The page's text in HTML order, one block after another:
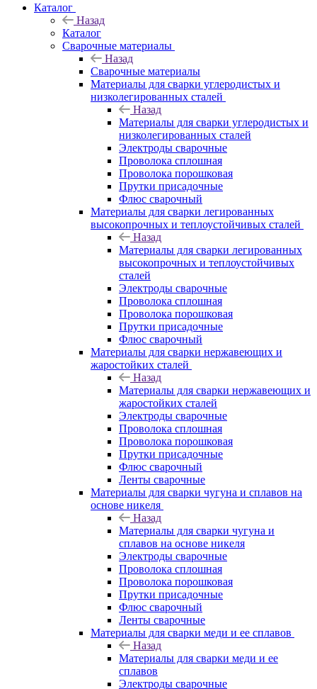
Каталог
Назад
Каталог
Сварочные материалы
Назад
Сварочные материалы
Материалы для сварки углеродистых и
низколегированных сталей
Назад
Материалы для сварки углеродистых и
низколегированных сталей
Электроды сварочные
Проволока сплошная
Проволока порошковая
Прутки присадочные
Флюс сварочный
Материалы для сварки легированных
высокопрочных и теплоустойчивых сталей
Назад
Материалы для сварки легированных
высокопрочных и теплоустойчивых
сталей
Электроды сварочные
Проволока сплошная
Проволока порошковая
Прутки присадочные
Флюс сварочный
Материалы для сварки нержавеющих и
жаростойких сталей
Назад
Материалы для сварки нержавеющих и
жаростойких сталей
Электроды сварочные
Проволока сплошная
Проволока порошковая
Прутки присадочные
Флюс сварочный
Ленты сварочные
Материалы для сварки чугуна и сплавов на
основе никеля
Назад
Материалы для сварки чугуна и
сплавов на основе никеля
Электроды сварочные
Проволока сплошная
Проволока порошковая
Прутки присадочные
Флюс сварочный
Ленты сварочные
Материалы для сварки меди и ее сплавов
Назад
Материалы для сварки меди и ее
сплавов
Электроды сварочные